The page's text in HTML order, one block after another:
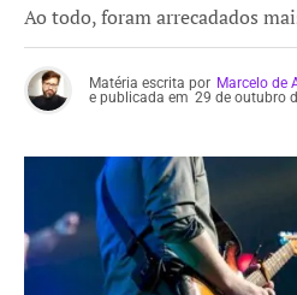
Ao todo, foram arrecadados
Matéria escrita por Marcelo de
e publicada em 29 de outubro